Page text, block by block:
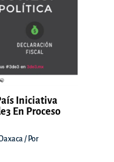
Iniciativa
En Proceso
/ Por